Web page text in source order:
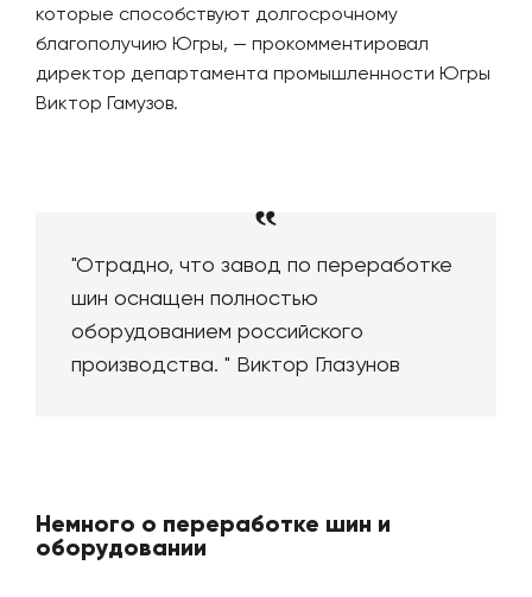
которые способствуют долгосрочному
благополучию Югры, — прокомментировал
директор департамента промышленности Югры
Виктор Гамузов.
"Отрадно, что завод по переработке
шин оснащен полностью
оборудованием российского
производства. " Виктор Глазунов
Немного о переработке шин и
оборудовании